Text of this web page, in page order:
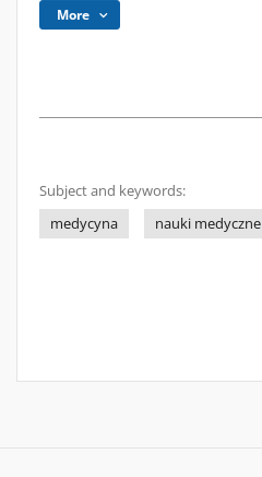
More
Subject and keywords:
medycyna
nauki medyczne